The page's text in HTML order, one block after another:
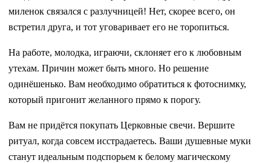
миленок связался с разлучницей! Нет, скорее всего, он
встретил друга, и тот уговаривает его не торопиться.
На работе, молодка, играючи, склоняет его к любовным
утехам. Причин может быть много. Но решение
одинёшенько. Вам необходимо обратиться к фотоснимку,
который пригонит желанного прямо к порогу.
Вам не придётся покупать Церковные свечи. Вершите
ритуал, когда совсем исстрадаетесь. Ваши душевные муки
станут идеальным подспорьем к белому магическому